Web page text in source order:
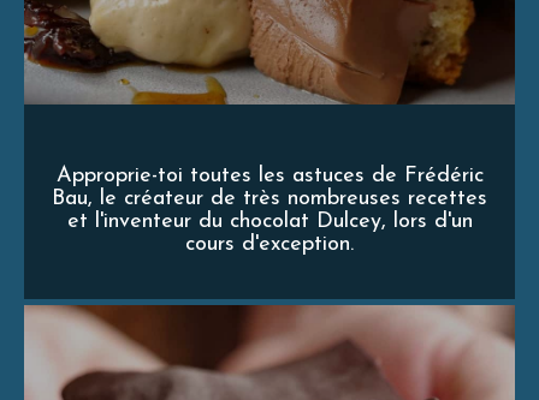
Approprie-toi toutes les astuces de Frédéric
Bau, le créateur de très nombreuses recettes
et l'inventeur du chocolat Dulcey, lors d'un
cours d'exception.